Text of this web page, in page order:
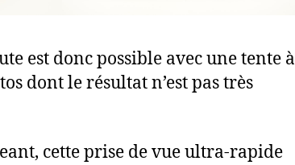
est donc possible avec une tente à
dont le résultat n’est pas très
cette prise de vue ultra-rapide